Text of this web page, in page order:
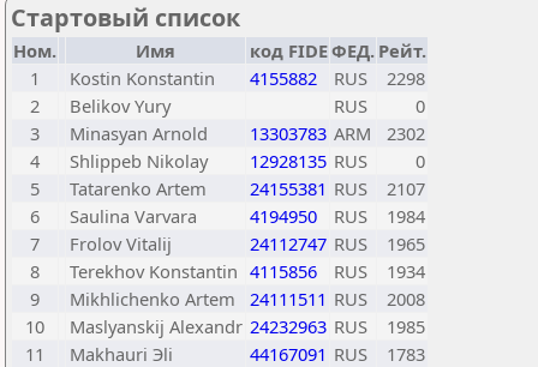
Стартовый список
Ном. Имя код FIDEФЕД. Рейт.
1
Kostin Konstantin 4155882 RUS
2298
2
Belikov Yury RUS
0
3
Minasyan Arnold 13303783 ARM
2302
4
Shlippeb Nikolay 12928135 RUS
0
5
Tatarenko Artem 24155381 RUS
2107
6
Saulina Varvara 4194950 RUS
1984
7
Frolov Vitalij 24112747 RUS
1965
8
Terekhov Konstantin 4115856 RUS
1934
9
Mikhlichenko Artem 24111511 RUS
2008
10
Maslyanskij Alexandr 24232963 RUS
1985
11
Makhauri Эli 44167091 RUS
1783